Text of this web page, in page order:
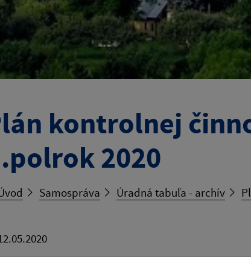
kontrolnej
2020
Samospráva Úradná tabuľa - archív